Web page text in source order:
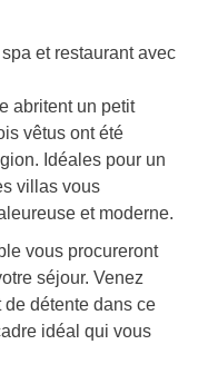
et restaurant avec
abritent un petit
vêtus ont été
Idéales pour un
villas vous
et moderne.
vous procureront
séjour. Venez
de détente dans ce
idéal qui vous